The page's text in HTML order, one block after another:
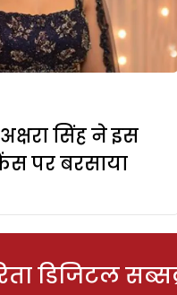
सिंह ने इस
पर बरसाया
डिजिटल